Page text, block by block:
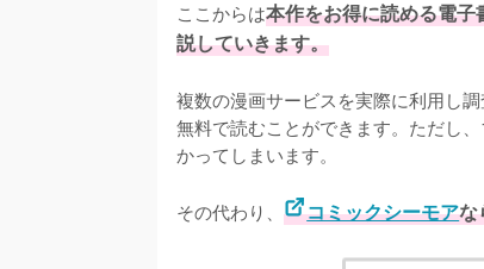
ここからは本作をお得に読める電
説していきます。
複数の漫画サービスを実際に利用し
無料で読むことができます。ただし
かってしまいます。
その代わり、 コミックシーモアな